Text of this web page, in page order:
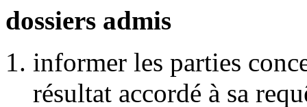
dossiers admis
informer les parties
résultat accordé à sa